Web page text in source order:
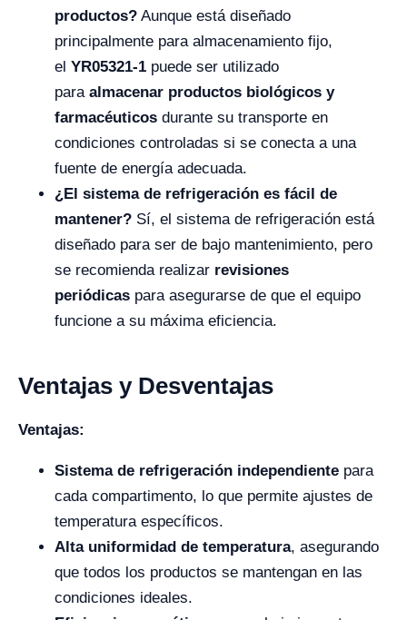
productos? Aunque está diseñado
principalmente para almacenamiento fijo,
el YR05321-1 puede ser utilizado
para almacenar productos biológicos y
farmacéuticos durante su transporte en
condiciones controladas si se conecta a una
fuente de energía adecuada.
¿El sistema de refrigeración es fácil de
mantener? Sí, el sistema de refrigeración está
diseñado para ser de bajo mantenimiento, pero
se recomienda realizar revisiones
periódicas para asegurarse de que el equipo
funcione a su máxima eficiencia.
Ventajas y Desventajas
Ventajas:
Sistema de refrigeración independiente para
cada compartimento, lo que permite ajustes de
temperatura específicos.
Alta uniformidad de temperatura, asegurando
que todos los productos se mantengan en las
condiciones ideales.